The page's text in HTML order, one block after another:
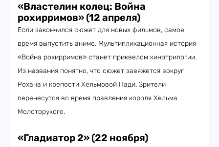
«Властелин колец: Война
рохирримов» (12 апреля)
Если закончился сюжет для новых фильмов, самое
время выпустить аниме. Мультипликационная история
«Война рохирримов» станет приквелом кинотрилогии.
Из названия понятно, что сюжет завяжется вокруг
Рохана и крепости Хельмовой Пади. Зрители
перенесутся во время правления короля Хельма
Молоторукого.
«Гладиатор 2» (22 ноября)